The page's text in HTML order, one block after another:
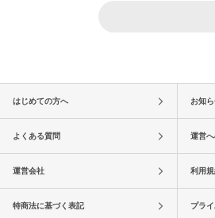
はじめての方へ お知
よくある質問 運営
運営会社 利用
特商法に基づく表記 プラ